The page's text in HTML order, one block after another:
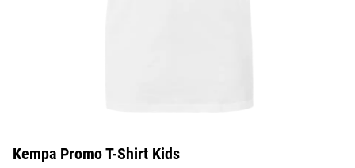
Kempa Promo T-Shirt Kids